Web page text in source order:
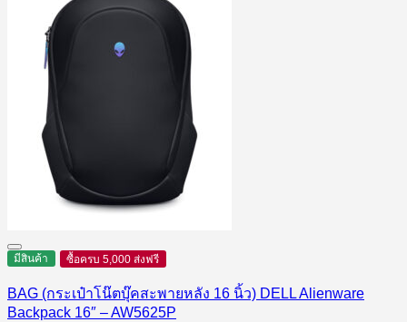
มีสินค้า ซื้อครบ 5,000 ส่งฟรี
BAG (กระเป๋าโน๊ตบุ๊คสะพายหลัง 16 นิ้ว) DELL Alienware
Backpack 16″ – AW5625P